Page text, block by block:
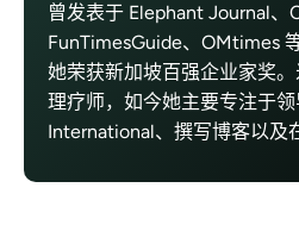
曾发表于 Elephant Journal、
FunTimesGuide、OMtimes
她荣获新加坡百强企业家奖
理疗师，如今她主要专注于
International、撰写博客以及